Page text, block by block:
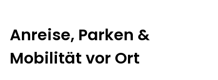
Anreise, Parken &
Mobilität vor Ort